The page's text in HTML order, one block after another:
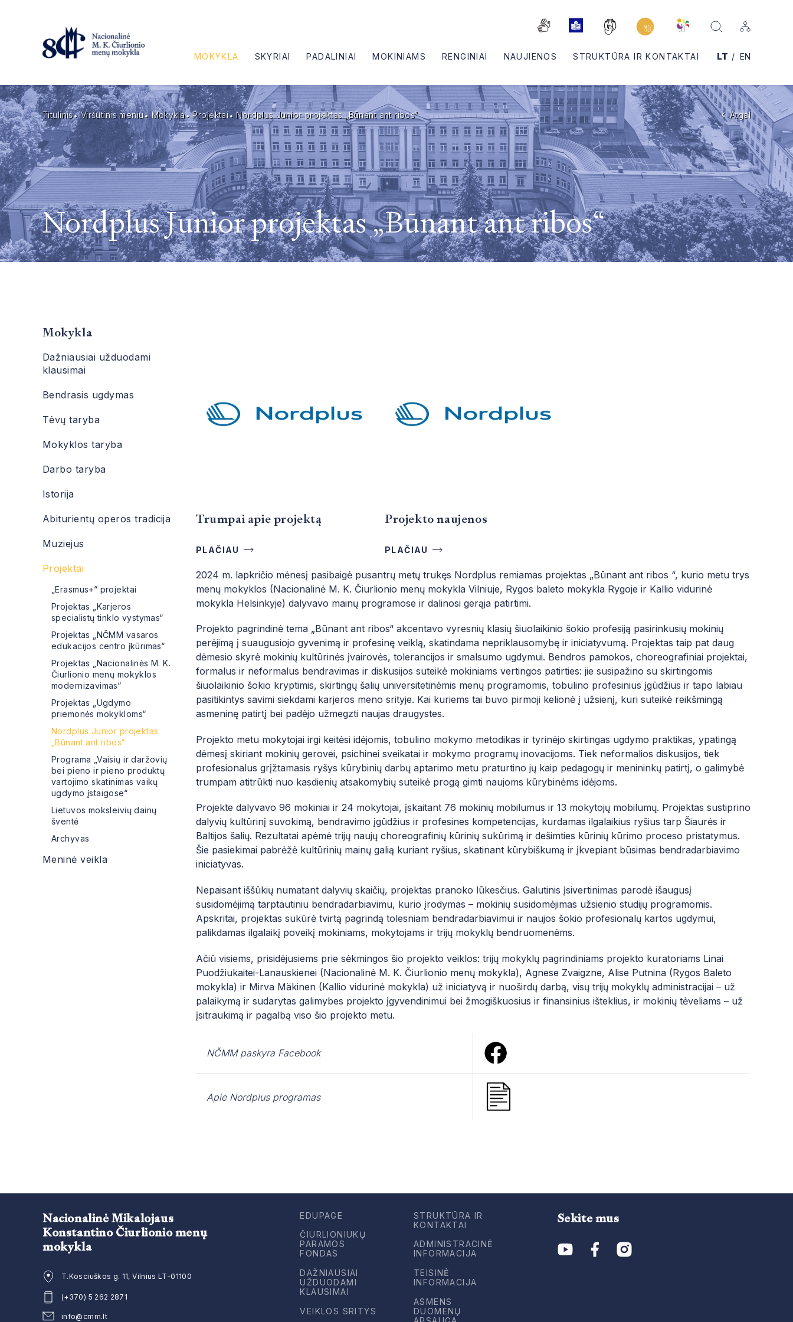
MOKYKLA SKYRIAI PADALINIAI MOKINIAMS RENGINIAI NAUJIENOS STRUKTŪRA IR KONTAKTAI LT EN
Titulinis Viršutinis meniu Mokykla Projektai Nordplus Junior projektas „Būnant ant ribos“ Atgal
Nordplus Junior projektas „Būnant ant ribos“
Mokykla
Dažniausiai užduodami
klausimai
Bendrasis ugdymas
Tėvų taryba
Mokyklos taryba
Darbo taryba
Istorija
Abiturientų operos tradicija
Muziejus
Projektai
„Erasmus+“ projektai
Projektas „Karjeros
specialistų tinklo vystymas“
Projektas „NČMM vasaros
edukacijos centro įkūrimas“
Projektas „Nacionalinės M. K.
Čiurlionio menų mokyklos
modernizavimas“
Projektas „Ugdymo
priemonės mokykloms“
Nordplus Junior projektas
„Būnant ant ribos“
Programa „Vaisių ir daržovių
bei pieno ir pieno produktų
vartojimo skatinimas vaikų
ugdymo įstaigose“
Lietuvos moksleivių dainų
šventė
Archyvas
Meninė veikla
Trumpai apie projektą
PLAČIAU
Projekto naujenos
PLAČIAU
2024 m. lapkričio mėnesį pasibaigė pusantrų metų trukęs Nordplus remiamas projektas „Būnant ant ribos “, kurio metu trys
menų mokyklos (Nacionalinė M. K. Čiurlionio menų mokykla Vilniuje, Rygos baleto mokykla Rygoje ir Kallio vidurinė
mokykla Helsinkyje) dalyvavo mainų programose ir dalinosi gerąja patirtimi.
Projekto pagrindinė tema „Būnant ant ribos“ akcentavo vyresnių klasių šiuolaikinio šokio profesiją pasirinkusių mokinių
perėjimą į suaugusiojo gyvenimą ir profesinę veiklą, skatindama nepriklausomybę ir iniciatyvumą. Projektas taip pat daug
dėmesio skyrė mokinių kultūrinės įvairovės, tolerancijos ir smalsumo ugdymui. Bendros pamokos, choreografiniai projektai,
formalus ir neformalus bendravimas ir diskusijos suteikė mokiniams vertingos patirties: jie susipažino su skirtingomis
šiuolaikinio šokio kryptimis, skirtingų šalių universitetinėmis menų programomis, tobulino profesinius įgūdžius ir tapo labiau
pasitikintys savimi siekdami karjeros meno srityje. Kai kuriems tai buvo pirmoji kelionė į užsienį, kuri suteikė reikšmingą
asmeninę patirtį bei padėjo užmegzti naujas draugystes.
Projekto metu mokytojai irgi keitėsi idėjomis, tobulino mokymo metodikas ir tyrinėjo skirtingas ugdymo praktikas, ypatingą
dėmesį skiriant mokinių gerovei, psichinei sveikatai ir mokymo programų inovacijoms. Tiek neformalios diskusijos, tiek
profesionalus grįžtamasis ryšys kūrybinių darbų aptarimo metu praturtino jų kaip pedagogų ir menininkų patirtį, o galimybė
trumpam atitrūkti nuo kasdienių atsakomybių suteikė progą gimti naujoms kūrybinėms idėjoms.
Projekte dalyvavo 96 mokiniai ir 24 mokytojai, įskaitant 76 mokinių mobilumus ir 13 mokytojų mobilumų. Projektas sustiprino
dalyvių kultūrinį suvokimą, bendravimo įgūdžius ir profesines kompetencijas, kurdamas ilgalaikius ryšius tarp Šiaurės ir
Baltijos šalių. Rezultatai apėmė trijų naujų choreografinių kūrinių sukūrimą ir dešimties kūrinių kūrimo proceso pristatymus.
Šie pasiekimai pabrėžė kultūrinių mainų galią kuriant ryšius, skatinant kūrybiškumą ir įkvepiant būsimas bendradarbiavimo
iniciatyvas.
Nepaisant iššūkių numatant dalyvių skaičių, projektas pranoko lūkesčius. Galutinis įsivertinimas parodė išaugusį
susidomėjimą tarptautiniu bendradarbiavimu, kurio įrodymas – mokinių susidomėjimas užsienio studijų programomis.
Apskritai, projektas sukūrė tvirtą pagrindą tolesniam bendradarbiavimui ir naujos šokio profesionalų kartos ugdymui,
palikdamas ilgalaikį poveikį mokiniams, mokytojams ir trijų mokyklų bendruomenėms.
Ačiū visiems, prisidėjusiems prie sėkmingos šio projekto veiklos: trijų mokyklų pagrindiniams projekto kuratoriams Linai
Puodžiukaitei-Lanauskienei (Nacionalinė M. K. Čiurlionio menų mokykla), Agnese Zvaigzne, Alise Putnina (Rygos Baleto
mokykla) ir Mirva Mäkinen (Kallio vidurinė mokykla) už iniciatyvą ir nuoširdų darbą, visų trijų mokyklų administracijai – už
palaikymą ir sudarytas galimybes projekto įgyvendinimui bei žmogiškuosius ir finansinius išteklius, ir mokinių tėveliams – už
įsitraukimą ir pagalbą viso šio projekto metu.
NČMM paskyra Facebook
Apie Nordplus programas
Nacionalinė Mikalojaus
Konstantino Čiurlionio menų
mokykla
T.Kosciuškos g. 11, Vilnius LT-01100
(+370) 5 262 2871
info@cmm.lt
EDUPAGE
ČIURLIONIUKŲ
PARAMOS
FONDAS
DAŽNIAUSIAI
UŽDUODAMI
KLAUSIMAI
VEIKLOS SRITYS
STRUKTŪRA IR
KONTAKTAI
ADMINISTRACINĖ
INFORMACIJA
TEISINĖ
INFORMACIJA
ASMENS
DUOMENŲ
Sekite mus